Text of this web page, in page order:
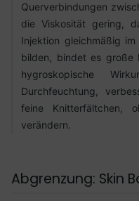
Querverbindungen
die Viskosität gering,
Injektion gleichmäßig
bilden, bindet es große
hygroskopische
Durchfeuchtung,
feine Knitterfältchen,
verändern.
Abgrenzung: Skin